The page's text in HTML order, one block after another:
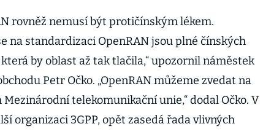
rovněž nemusí být protičínským lékem.
na standardizaci OpenRAN jsou plné čínských
by oblast až tak tlačila,“ upozornil náměstek
Petr Očko. „OpenRAN můžeme zvedat na
telekomunikační unie,“ dodal Očko. V
organizaci 3GPP, opět zasedá řada vlivných